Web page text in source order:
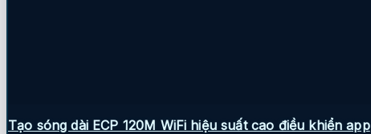
Tạo sóng dài ECP 120M WiFi hiệu suất cao điều khiển app